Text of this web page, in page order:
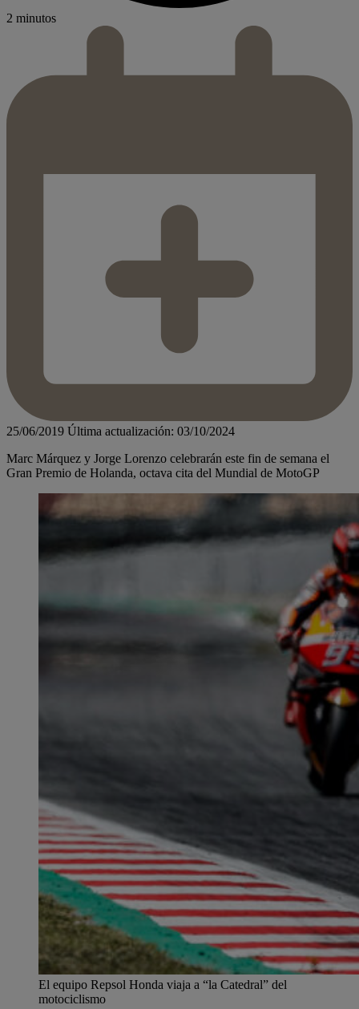
2 minutos
25/06/2019 Última actualización: 03/10/2024
Marc Márquez y Jorge Lorenzo celebrarán este fin de semana el
Gran Premio de Holanda, octava cita del Mundial de MotoGP
El equipo Repsol Honda viaja a “la Catedral” del
motociclismo